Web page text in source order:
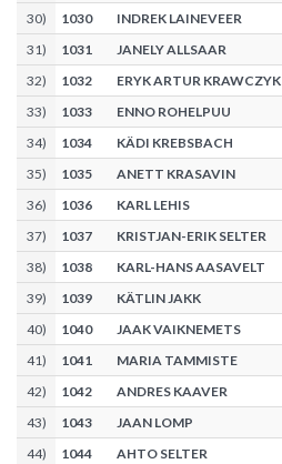
30) 1030
INDREK LAINEVEER
31) 1031
JANELY ALLSAAR
32) 1032
ERYK ARTUR KRAWCZYK
33) 1033
ENNO ROHELPUU
34) 1034
KÄDI KREBSBACH
35) 1035
ANETT KRASAVIN
36) 1036
KARL LEHIS
37) 1037
KRISTJAN-ERIK SELTER
38) 1038
KARL-HANS AASAVELT
39) 1039
KÄTLIN JAKK
40) 1040
JAAK VAIKNEMETS
41) 1041
MARIA TAMMISTE
42) 1042
ANDRES KAAVER
43) 1043
JAAN LOMP
44) 1044
AHTO SELTER